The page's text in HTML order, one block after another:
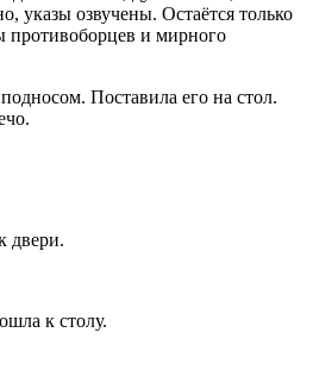
указы озвучены. Остаётся только
противоборцев и мирного
Поставила его на стол.
двери.
к столу.